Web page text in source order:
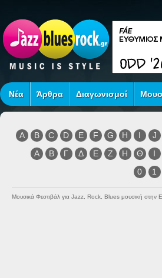
Νέα Άρθρα Διαγωνισμοί
A B C D E F G H I J
Α
Β Γ Δ Ε Ζ Η Θ Ι
0
1
Μουσικά Φεστιβάλ για Jazz, Rock, Blues μουσική στην